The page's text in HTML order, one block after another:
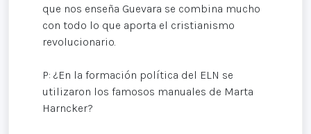
que nos enseña Guevara se combina mucho
con todo lo que aporta el cristianismo
revolucionario.
P: ¿En la formación política del ELN se
utilizaron los famosos manuales de Marta
Harncker?